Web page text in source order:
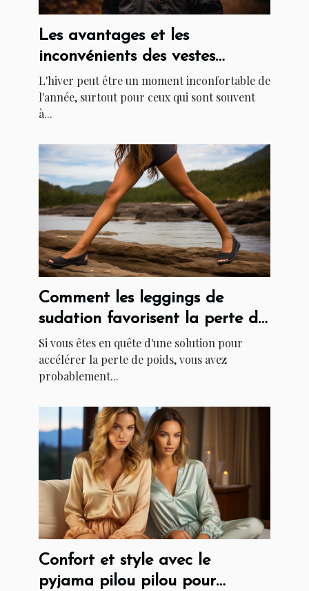
Les avantages et les
inconvénients des vestes
chauffantes
L'hiver peut être un moment inconfortable de
l'année, surtout pour ceux qui sont souvent
à...
Comment les leggings de
sudation favorisent la perte de
poids
Si vous êtes en quête d'une solution pour
accélérer la perte de poids, vous avez
probablement...
Confort et style avec le
pyjama pilou pilou pour